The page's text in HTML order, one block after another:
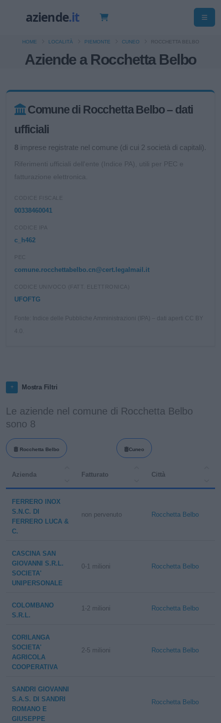
Aziende a Rocchetta Belbo
HOME LOCALITÀ PIEMONTE CUNEO ROCCHETTA BELBO
Comune di Rocchetta Belbo – dati
ufficiali
8 imprese registrate nel comune (di cui 2 società di capitali).
Riferimenti ufficiali dell'ente (Indice PA), utili per PEC e
fatturazione elettronica.
CODICE FISCALE
00338460041
CODICE IPA
c_h462
PEC
comune.rocchettabelbo.cn@cert.legalmail.it
CODICE UNIVOCO (FATT. ELETTRONICA)
UFOFTG
Fonte: Indice delle Pubbliche Amministrazioni (IPA) – dati aperti CC BY
Mostra Filtri
Le aziende nel comune di Rocchetta Belbo
sono 8
Rocchetta Belbo Cuneo
Azienda Fatturato Città
FERRERO INOX
S.N.C. DI
FERRERO LUCA &
C.
non pervenuto Rocchetta Belbo
CASCINA SAN
GIOVANNI S.R.L.
SOCIETA'
UNIPERSONALE
0-1 milioni Rocchetta Belbo
COLOMBANO
S.R.L.
1-2 milioni Rocchetta Belbo
CORILANGA
SOCIETA'
AGRICOLA
COOPERATIVA
2-5 milioni Rocchetta Belbo
SANDRI GIOVANNI
S.A.S. DI SANDRI
ROMANO E
GIUSEPPE
Rocchetta Belbo